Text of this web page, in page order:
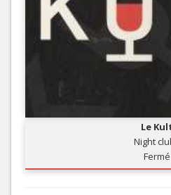
Le
Night
Fermé